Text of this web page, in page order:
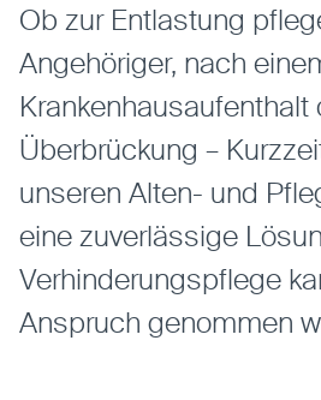
Ob zur Entlastung
Angehöriger, nach
Krankenhausaufenthalt
Überbrückung –
unseren Alten- und
eine zuverlässige
Verhinderungspflege
Anspruch genommen
Externe Medien
Mit Ihrer Zustimmung
Vimeo
Anbieter: Vimeo Inc.
Zweck:Verwendung um
entsperren.
Youtube